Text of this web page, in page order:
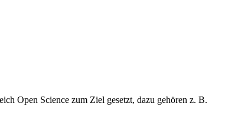
Open Science zum Ziel gesetzt, dazu gehören z. B.